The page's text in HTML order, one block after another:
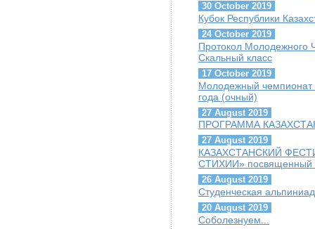
30 October 2019
Кубок Республики
24 October 2019
Протокол Молодежного
Скальный класс
17 October 2019
Молодежный чемпионат
года (очный)
27 August 2019
ПРОГРАММА
27 August 2019
КАЗАХСТАНСКИЙ
СТИХИИ» посвященный
26 August 2019
Студенческая
20 August 2019
Соболезнуем...